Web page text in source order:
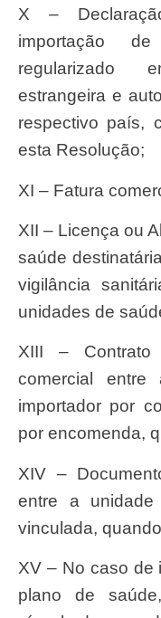
X – Declaração atestando tratar-se de
importação de
regularizado
estrangeira e
respectivo país,
esta Resolução;
XI – Fatura
XII – Licença ou Alvará Sanitário da unidade de
saúde
vigilância
unidades de
XIII – Contrato comprobatório da relação
comercial
importador por
por encomenda,
XIV – Documento comprobatório do vínculo
entre a
vinculada,
XV – No caso de importação por operadora de
plano de